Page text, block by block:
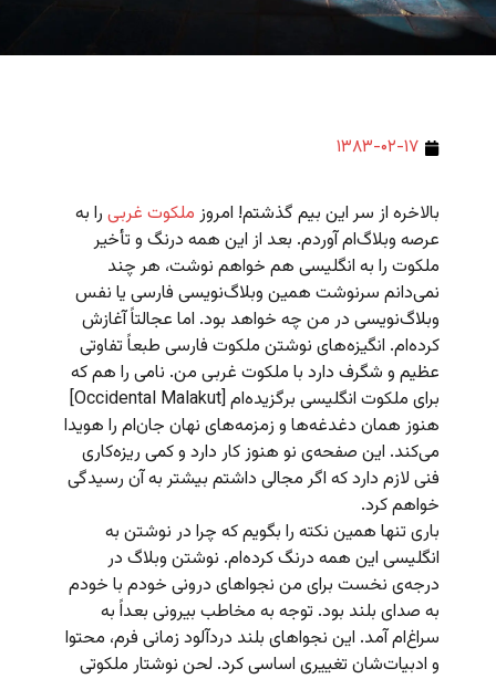
۱۳۸۳-۰۲-۱۷
بالاخره از سر این بیم گذشتم! امروز ملکوت غربی را به
عرصه وبلاگ‌‌ام آوردم. بعد از این همه درنگ و تأخیر
ملکوت را به انگلیسی هم خواهم نوشت، هر چند
نمی‌دانم سرنوشت همین وبلاگ‌نویسی فارسی یا نفس
وبلاگ‌نویسی در من چه خواهد بود. اما عجالتاً آغازش
کرده‌ام. انگیزه‌های نوشتن ملکوت فارسی طبعاً تفاوتی
عظیم و شگرف دارد با ملکوت غربی من. نامی را هم که
برای ملکوت انگلیسی برگزیده‌ام [Occidental Malakut]
هنوز همان دغدغه‌ها و زمزمه‌های نهان جان‌ام را هویدا
می‌کند. این صفحه‌ی نو هنوز کار دارد و کمی ریزه‌کاری
فنی لازم دارد که اگر مجالی داشتم بیشتر به آن رسیدگی
خواهم کرد.
باری تنها همین نکته را بگویم که چرا در نوشتن به
انگلیسی این همه درنگ کرده‌ام. نوشتن وبلاگ در
درجه‌ی نخست برای من نجواهای درونی خودم با خودم
به صدای بلند بود. توجه به مخاطب بیرونی بعداً به
سراغ‌ام آمد. این نجواهای بلند دردآلود زمانی فرم، محتوا
و ادبیات‌شان تغییری اساسی کرد. لحن نوشتار ملکوتی